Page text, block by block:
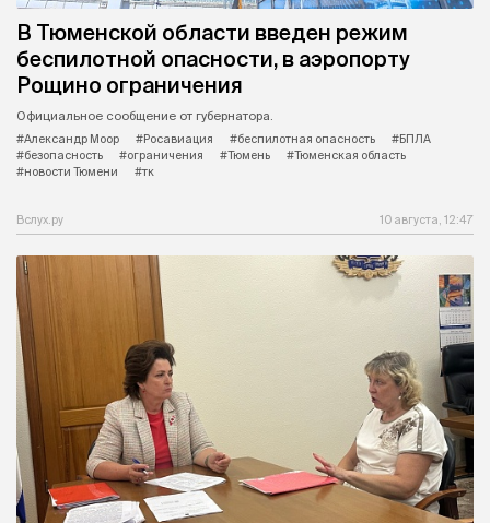
В Тюменской области введен режим
беспилотной опасности, в аэропорту
Рощино ограничения
Официальное сообщение от губернатора.
#Александр Моор
#Росавиация #беспилотная опасность
#БПЛА
#безопасность
#ограничения #Тюмень
#Тюменская область
#новости Тюмени
#тк
Вслух.ру 10 августа, 12:47